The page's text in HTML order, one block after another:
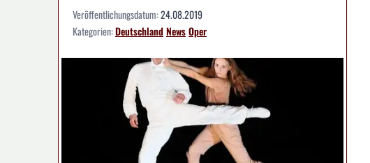
Veröffentlichungsdatum:24.08.2019
Kategorien:DeutschlandNewsOper